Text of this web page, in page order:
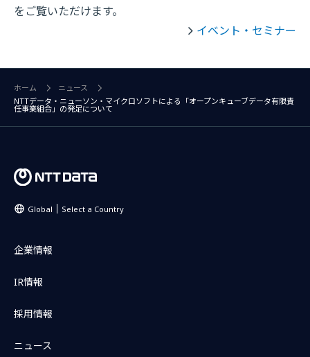
をご覧いただけます。
イベント・セミナー
ホーム
ニュース
NTTデータ・ニューソン・マイクロソフトによる「オープンキューブデータ有限責
任事業組合」の発足について
Global Select a Country
企業情報
IR情報
採用情報
ニュース